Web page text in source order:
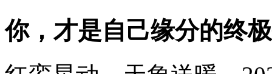
你，才是自己缘分的终